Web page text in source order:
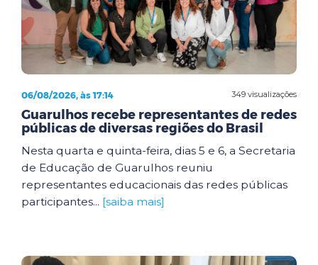
349 visualizações
06/08/2026, às 17:14
Guarulhos recebe representantes de redes
públicas de diversas regiões do Brasil
Nesta quarta e quinta-feira, dias 5 e 6, a Secretaria
de Educação de Guarulhos reuniu
representantes educacionais das redes públicas
participantes... [saiba mais]